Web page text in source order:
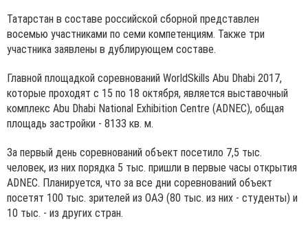
Татарстан в составе российской сборной представлен
восемью участниками по семи компетенциям. Также три
участника заявлены в дублирующем составе.
Главной площадкой соревнований WorldSkills Abu Dhabi 2017,
которые проходят с 15 по 18 октября, является выставочный
комплекс Abu Dhabi National Exhibition Centre (ADNEC), общая
площадь застройки - 8133 кв. м.
За первый день соревнований объект посетило 7,5 тыс.
человек, из них порядка 5 тыс. пришли в первые часы открытия
ADNEC. Планируется, что за все дни соревнований объект
посетят 100 тыс. зрителей из ОАЭ (80 тыс. из них - студенты) и
10 тыс. - из других стран.